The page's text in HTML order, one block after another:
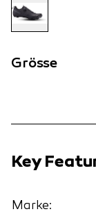
Grösse
Key
Marke: